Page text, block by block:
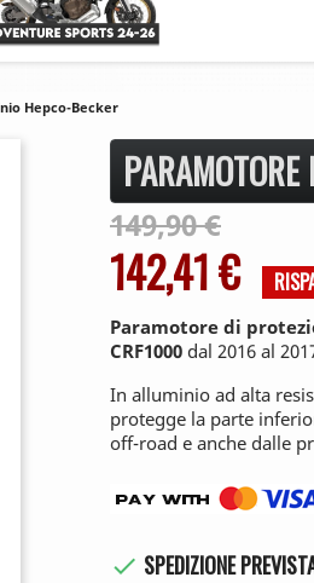
Hepco-Becker
149,90 €
142,41 €
Paramotore di
CRF1000 dal 2016 al
In alluminio ad alta
protegge la parte
off-road e anche dalle
 SPEDIZIONE